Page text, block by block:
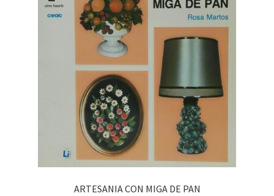
ARTESANIA CON MIGA DE PAN